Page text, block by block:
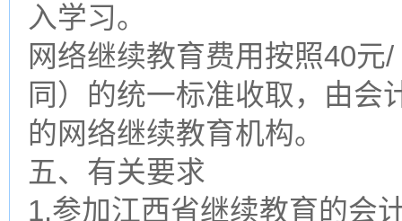
入学习。
网络继续教育费用按照40
同）的统一标准收取，由会
的网络继续教育机构。
五、有关要求
1.参加江西省继续教育的会